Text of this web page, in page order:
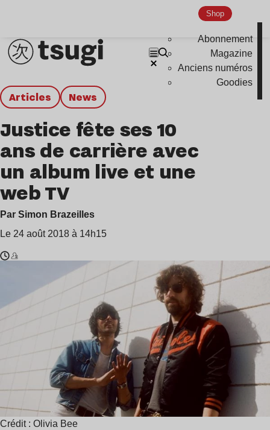
Shop
Abonnement
Magazine
Anciens numéros
Goodies
Articles news
Justice fête ses 10
ans de carrière avec
un album live et une
web TV
Par Simon Brazeilles
Le 24 août 2018 à 14h15
lecture
:
Crédit : Olivia Bee